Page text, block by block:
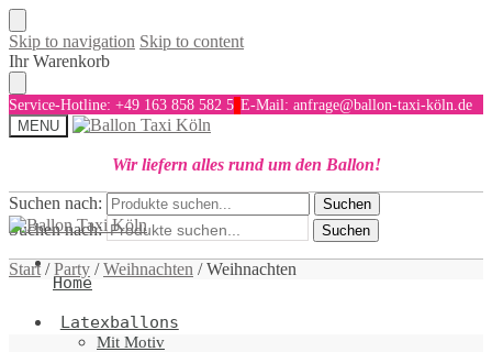
Skip to navigation Skip to content
Ihr Warenkorb
Service-Hotline: +49 163 858 582 5 E-Mail: anfrage@ballon-taxi-köln.de
MENU
Wir liefern alles rund um den Ballon!
Suchen nach: Suchen
Suchen nach: Suchen
Home
Latexballons
Mit Motiv
Start /Party /Weihnachten /Weihnachten